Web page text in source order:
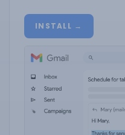
INSTALL →